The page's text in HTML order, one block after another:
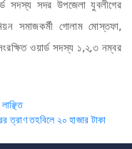
সদস্য সদর উপজেলা যুবলীগের
সমাজকর্মী গোলাম মোস্তফা,
ওয়ার্ড সদস্য ১,২,৩ নম্বর
ত্রাণ তহবিলে ২০ হাজার টাকা